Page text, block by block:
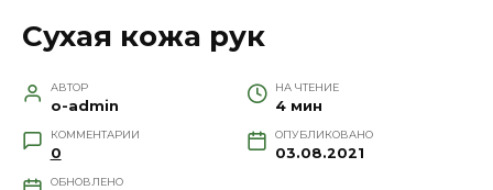
Сухая кожа рук
АВТОР
o-admin
НА ЧТЕНИЕ
4 мин
КОММЕНТАРИИ
0
ОПУБЛИКОВАНО
03.08.2021
ОБНОВЛЕНО